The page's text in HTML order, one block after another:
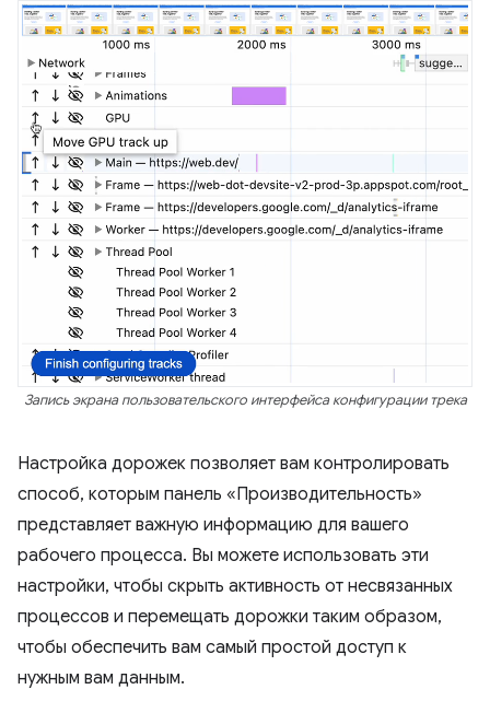
Запись экрана пользовательского интерфейса конфигурации трека
Настройка дорожек позволяет вам контролировать
способ, которым панель «Производительность»
представляет важную информацию для вашего
рабочего процесса. Вы можете использовать эти
настройки, чтобы скрыть активность от несвязанных
процессов и перемещать дорожки таким образом,
чтобы обеспечить вам самый простой доступ к
нужным вам данным.